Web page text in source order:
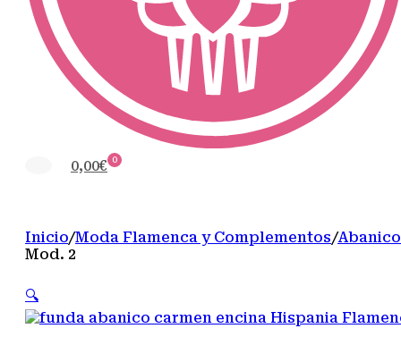
0
0,00€
Inicio/Moda Flamenca y Complementos/
Mod. 2
🔍